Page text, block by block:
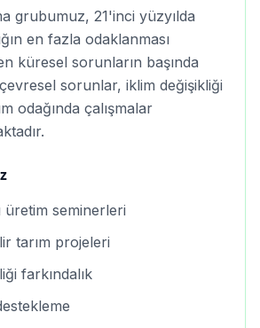
grubumuz, 21'inci yüzyılda
en fazla odaklanması
küresel sorunların başında
sorunlar, iklim değişikliği
odağında çalışmalar
üretim seminerleri
tarım projeleri
farkındalık